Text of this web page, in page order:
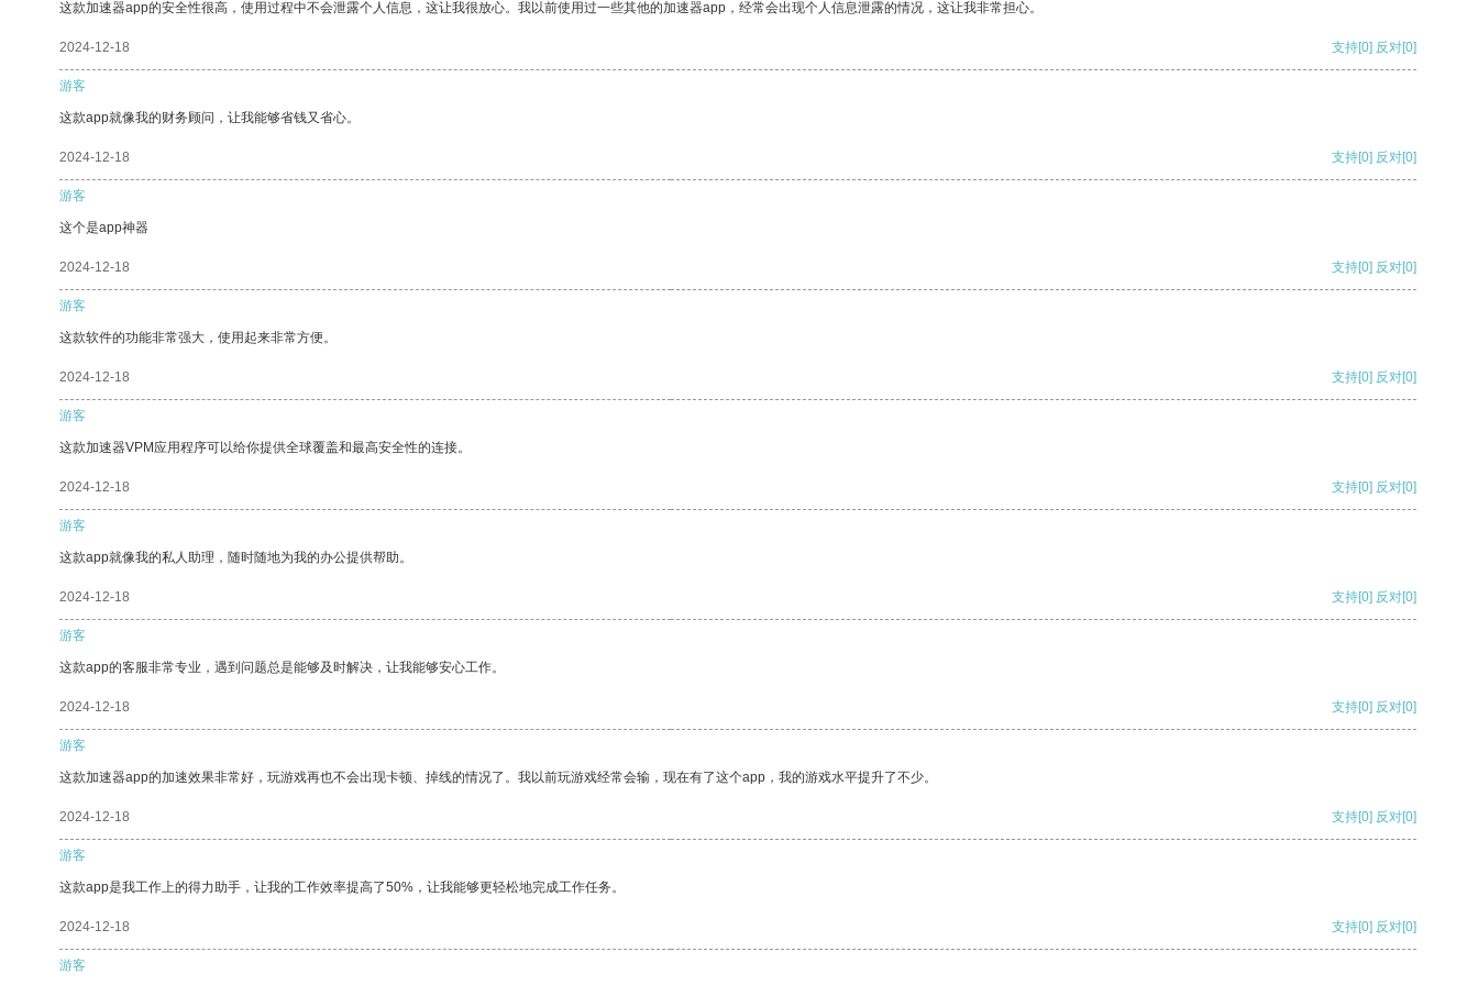
这款加速器app的安全性很高，使用过程中不会泄露个人信息，这让我很放心。我以前使用过一些其他的加速器app，经常会出现个人信息泄露的情况，这让我非常担心。
2024-12-18 支持[0] 反对[0]
游客
这款app就像我的财务顾问，让我能够省钱又省心。
2024-12-18 支持[0] 反对[0]
游客
这个是app神器
2024-12-18 支持[0] 反对[0]
游客
这款软件的功能非常强大，使用起来非常方便。
2024-12-18 支持[0] 反对[0]
游客
这款加速器VPM应用程序可以给你提供全球覆盖和最高安全性的连接。
2024-12-18 支持[0] 反对[0]
游客
这款app就像我的私人助理，随时随地为我的办公提供帮助。
2024-12-18 支持[0] 反对[0]
游客
这款app的客服非常专业，遇到问题总是能够及时解决，让我能够安心工作。
2024-12-18 支持[0] 反对[0]
游客
这款加速器app的加速效果非常好，玩游戏再也不会出现卡顿、掉线的情况了。我以前玩游戏经常会输，现在有了这个app，我的游戏水平提升了不少。
2024-12-18 支持[0] 反对[0]
游客
这款app是我工作上的得力助手，让我的工作效率提高了50%，让我能够更轻松地完成工作任务。
2024-12-18 支持[0] 反对[0]
游客